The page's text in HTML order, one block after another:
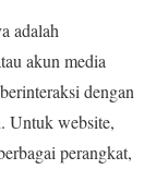
adalah
akun media
dengan
Untuk website,
perangkat,